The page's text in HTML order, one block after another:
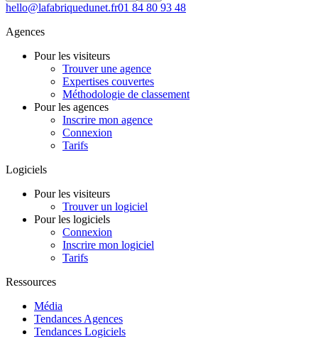
hello@lafabriquedunet.fr01 84 80 93 48
Agences
Pour les visiteurs
Trouver une agence
Expertises couvertes
Méthodologie de classement
Pour les agences
Inscrire mon agence
Connexion
Tarifs
Logiciels
Pour les visiteurs
Trouver un logiciel
Pour les logiciels
Connexion
Inscrire mon logiciel
Tarifs
Ressources
Média
Tendances Agences
Tendances Logiciels